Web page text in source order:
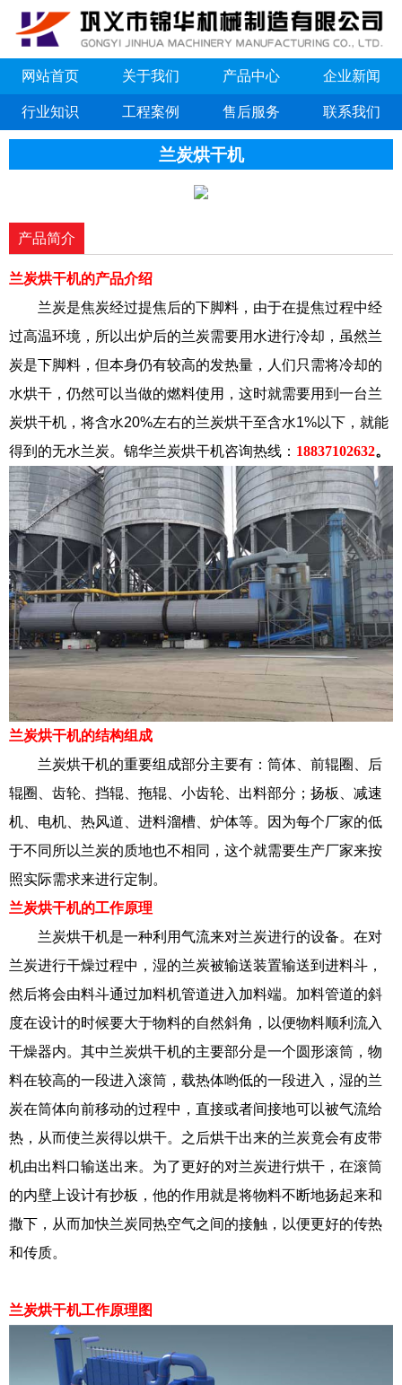
网站首页 关于我们 产品中心 企业新闻
行业知识 工程案例 售后服务 联系我们
兰炭烘干机
产品简介
兰炭烘干机的产品介绍
兰炭是焦炭经过提焦后的下脚料，由于在提焦过程中经
过高温环境，所以出炉后的兰炭需要用水进行冷却，虽然兰
炭是下脚料，但本身仍有较高的发热量，人们只需将冷却的
水烘干，仍然可以当做的燃料使用，这时就需要用到一台兰
炭烘干机，将含水20%左右的兰炭烘干至含水1%以下，就能
得到的无水兰炭。锦华兰炭烘干机咨询热线： 18837102632。
兰炭烘干机的结构组成
兰炭烘干机的重要组成部分主要有：筒体、前辊圈、后
辊圈、齿轮、挡辊、拖辊、小齿轮、出料部分；扬板、减速
机、电机、热风道、进料溜槽、炉体等。因为每个厂家的低
于不同所以兰炭的质地也不相同，这个就需要生产厂家来按
照实际需求来进行定制。
兰炭烘干机的工作原理
兰炭烘干机是一种利用气流来对兰炭进行的设备。在对
兰炭进行干燥过程中，湿的兰炭被输送装置输送到进料斗，
然后将会由料斗通过加料机管道进入加料端。加料管道的斜
度在设计的时候要大于物料的自然斜角，以便物料顺利流入
干燥器内。其中兰炭烘干机的主要部分是一个圆形滚筒，物
料在较高的一段进入滚筒，载热体哟低的一段进入，湿的兰
炭在筒体向前移动的过程中，直接或者间接地可以被气流给
热，从而使兰炭得以烘干。之后烘干出来的兰炭竟会有皮带
机由出料口输送出来。为了更好的对兰炭进行烘干，在滚筒
的内壁上设计有抄板，他的作用就是将物料不断地扬起来和
撒下，从而加快兰炭同热空气之间的接触，以便更好的传热
和传质。
兰炭烘干机工作原理图